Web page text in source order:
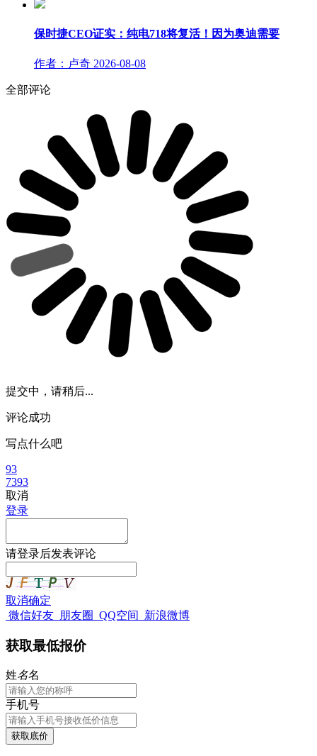
保时捷CEO证实：纯电718将复活！因为奥迪需要
作者：卢奇 2026-08-08
全部评论
提交中，请稍后...
评论成功
写点什么吧
93
7393
取消
登录
请登录后发表评论
取消确定
微信好友 朋友圈 QQ空间 新浪微博
获取最低报价
姓名名
手机号
获取底价